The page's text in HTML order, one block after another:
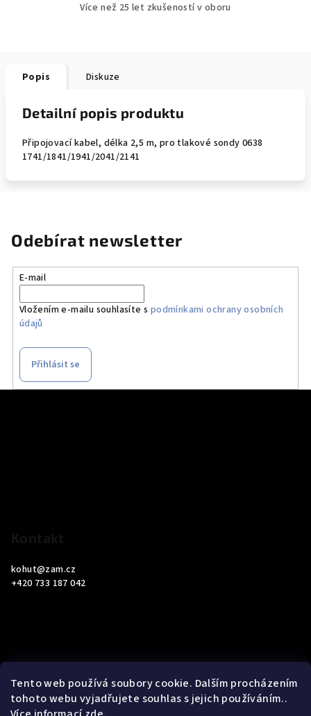
Tento web používá soubory cookie. Dalším procházením
tohoto webu vyjadřujete souhlas s jejich používáním..
Více než 25 let zkušeností v oboru
Popis Diskuze
Detailní popis produktu
Připojovací kabel, délka 2,5 m, pro tlakové sondy 0638
1741/1841/1941/2041/2141
Odebírat newsletter
E-mail
Vložením e-mailu souhlasíte s podmínkami ochrany osobních
údajů
Přihlásit se
kohut@zam.cz
+420 733 187 042
Informace pro vás
Obchodní podmínky